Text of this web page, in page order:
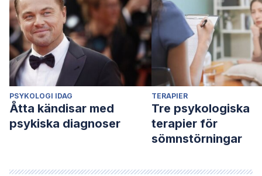
PSYKOLOGI IDAG
Åtta kändisar med
psykiska diagnoser
TERAPIER
Tre psykologiska
terapier för
sömnstörningar